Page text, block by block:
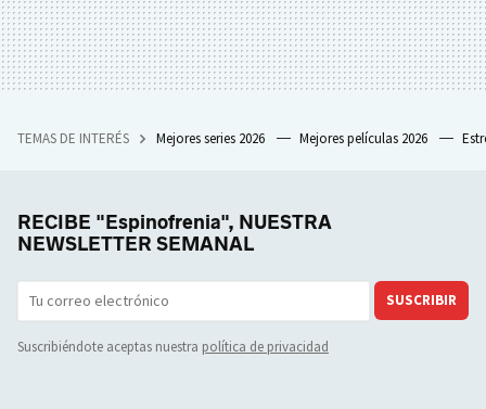
TEMAS DE INTERÉS Mejores series 2026 Mejores películas 2026
RECIBE "Espinofrenia", NUESTRA
NEWSLETTER SEMANAL
SUSCRIBIR
Suscribiéndote aceptas nuestra política de privacidad